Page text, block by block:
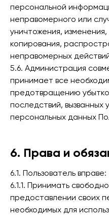
персональной
неправомерного или
уничтожения,
копирования,
неправомерных
5.6. Администрация
принимает все
предотвращению
последствий,
персональных данных
6. Права и
6.1. Пользователь вправе:
6.1.1. Принимать
предоставлении своих
необходимых для